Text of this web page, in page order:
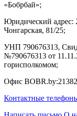
«Бобрбай»;
Юридический адрес:
Чонгарская, 81/25;
УНП 790676313,
№790676313 от
горисполкомом;
Офис BOBR.by:
Контактные